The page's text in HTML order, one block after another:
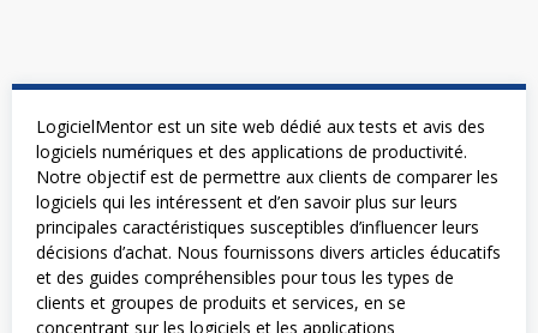
LogicielMentor est un site web dédié aux tests et avis des
logiciels numériques et des applications de productivité.
Notre objectif est de permettre aux clients de comparer les
logiciels qui les intéressent et d’en savoir plus sur leurs
principales caractéristiques susceptibles d’influencer leurs
décisions d’achat. Nous fournissons divers articles éducatifs
et des guides compréhensibles pour tous les types de
clients et groupes de produits et services, en se
concentrant sur les logiciels et les applications